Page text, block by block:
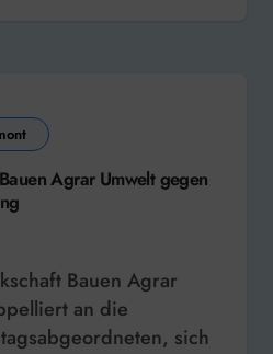
Agrar Umwelt gegen
an die
sich